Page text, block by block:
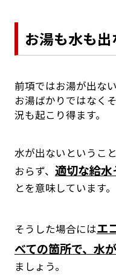
お湯も水も出
前項ではお湯が出な
お湯ばかりではなく
況も起こり得ます。
水が出ないというこ
おらず、 適切な給
とを意味しています。
そうした場合にはエ
べての箇所で、水
ましょう。